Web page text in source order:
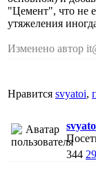
"Цемент", что не
утяжеления
Изменено автор
Нравится svyatoi,
344